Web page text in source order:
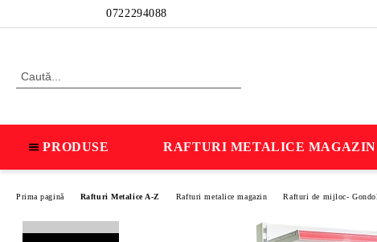
0722294088
PRODUSE RAFTURI METALICE MAGAZIN
Prima pagină Rafturi Metalice A-Z Rafturi metalice magazin Rafturi de mijloc-